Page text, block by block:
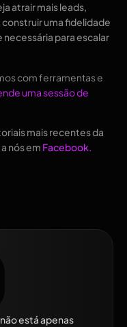
atrair mais leads,
uma fidelidade
para escalar
com ferramentas e
uma sessão de
mais recentes da
nós em Facebook.
está apenas